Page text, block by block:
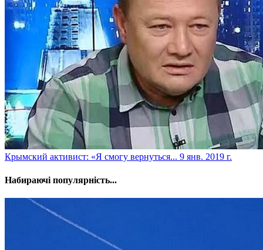
​Крымский активист: «Я смогу вернуться... 9 янв. 2019 г.
Набираючі популярність...